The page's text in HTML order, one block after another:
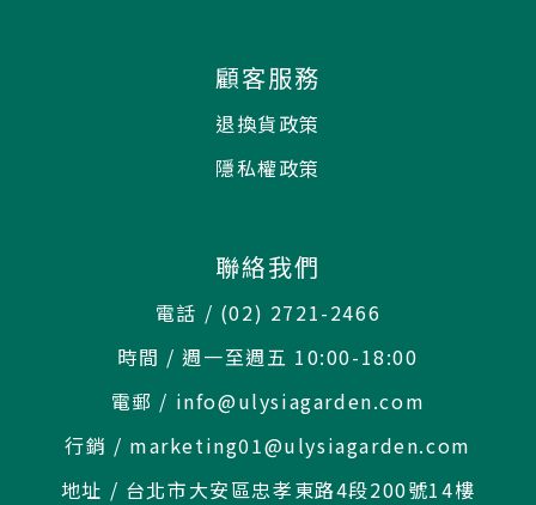
顧客服務
退換貨政策
隱私權政策
聯絡我們
電話 / (02) 2721-2466
時間 / 週一至週五 10:00-18:00
電郵 / info@ulysiagarden.com
行銷 / marketing01@ulysiagarden.com
地址 / 台北市大安區忠孝東路4段200號14樓